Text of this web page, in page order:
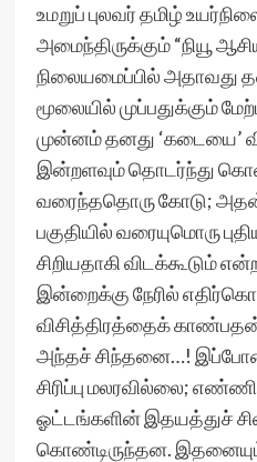
உமறுப் புலவர் தமிழ்
அமைந்திருக்கும் “நியூ
நிலையமைப்பில் அதாவது
மூலையில் முப்பதுக்கும்
முன்னம் தனது ‘கடையை’
இன்றளவும் தொடர்ந்து
வரைந்ததொரு கோடு;
பகுதியில் வரையுமொரு
சிறியதாகி விடக்கூடும்
இன்றைக்கு நேரில்
விசித்திரத்தைக்
அந்தச் சிந்தனை…!
சிரிப்பு மலரவில்லை;
ஓட்டங்களின் இதயத்துச்
கொண்டிருந்தன.